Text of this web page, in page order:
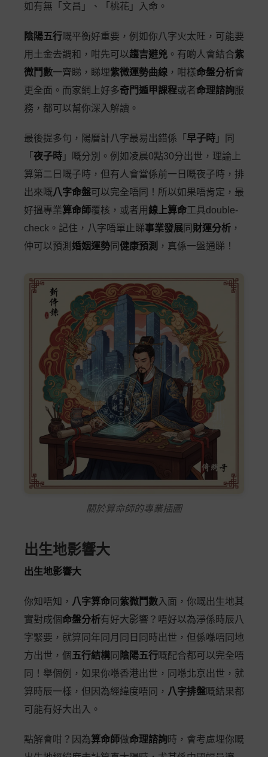
如有無「文昌」、「桃花」入命。
陰陽五行嘅平衡好重要，例如你八字火太旺，可能要
用土金去調和，咁先可以趨吉避兇 。有啲人會結合紫
微鬥數一齊睇，睇埋紫微運勢曲線 ，咁樣命盤分析會
更全面。而家網上好多奇門遁甲課程或者命理諮詢服
務，都可以幫你深入解讀。
最後提多句，陽曆計八字最易出錯係「 早子時 」同
「 夜子時 」嘅分別。例如凌晨0點30分出世，理論上
算第二日嘅子時，但有人會當係前一日嘅夜子時，排
出來嘅八字命盤可以完全唔同！所以如果唔肯定，最
好搵專業算命師覆核，或者用 線上算命工具double-
check。記住，八字唔單止睇事業發展 同 財運分析 ，
仲可以預測 婚姻運勢 同 健康預測 ，真係一盤通睇！
關於算命師的專業插圖
出生地影響大
出生地影響大
你知唔知， 八字算命 同 紫微鬥數入面，你嘅出生地其
實對成個 命盤分析有好大影響？唔好以為淨係時辰八
字緊要，就算同年同月同日同時出世，但係喺唔同地
方出世，個 五行結構 同 陰陽五行嘅配合都可以完全唔
同！舉個例，如果你喺香港出世，同喺北京出世，就
算時辰一樣，但因為經緯度唔同， 八字排盤嘅結果都
可能有好大出入。
點解會咁？因為算命師做命理諮詢時，會考慮埋你嘅